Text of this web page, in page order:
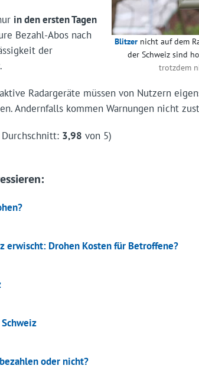
Blitzer nicht auf dem
der Schweiz sind
trotzdem
in den ersten Tagen
Bezahl-Abos nach
der
.
Radargeräte müssen von Nutzern
Andernfalls kommen Warnungen nicht
3,98 von 5)
erwischt: Drohen Kosten für Betroffene?
oder nicht?